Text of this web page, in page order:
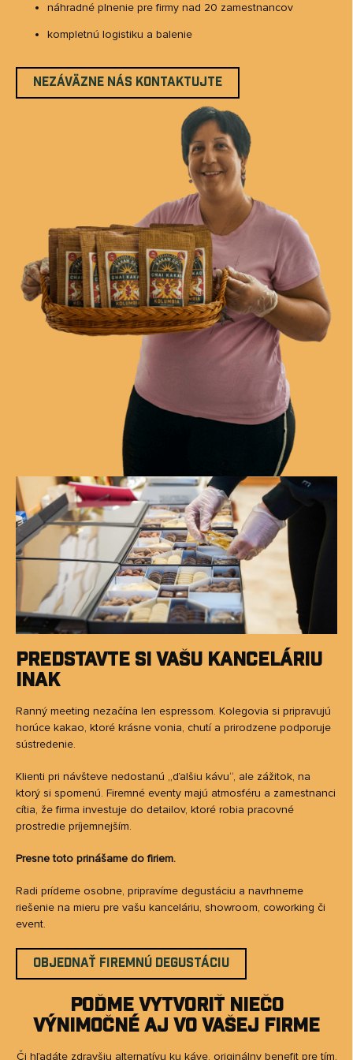
náhradné plnenie pre firmy nad 20 zamestnancov
kompletnú logistiku a balenie
NEZÁVÄZNE NÁS KONTAKTUJTE
Predstavte si vašu kanceláriu
inak
Ranný meeting nezačína len espressom. Kolegovia si pripravujú
horúce kakao, ktoré krásne vonia, chutí a prirodzene podporuje
sústredenie.
Klienti pri návšteve nedostanú „ďalšiu kávu“, ale zážitok, na
ktorý si spomenú. Firemné eventy majú atmosféru a zamestnanci
cítia, že firma investuje do detailov, ktoré robia pracovné
prostredie príjemnejším.
Presne toto prinášame do firiem.
Radi prídeme osobne, pripravíme degustáciu a navrhneme
riešenie na mieru pre vašu kanceláriu, showroom, coworking či
event.
OBJEDNAŤ FIREMNÚ DEGUSTÁCIU
Poďme vytvoriť niečo
výnimočné aj vo vašej firme
Či hľadáte zdravšiu alternatívu ku káve, originálny benefit pre tím,
Send
Powered by chaterimo